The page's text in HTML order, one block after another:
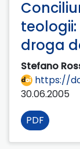
teologii:
droga
Stefano
https://
30.06.2005
PDF